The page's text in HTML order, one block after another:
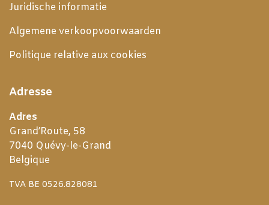
Juridische informatie
Algemene verkoopvoorwaarden
Politique relative aux cookies
Adresse
Adres
Grand’Route, 58
7040 Quévy-le-Grand
Belgique
TVA BE 0526.828081